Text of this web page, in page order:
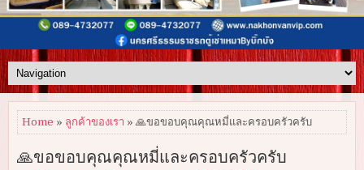
Home » ลูกค้าของเรา » 🙏ขอขอบคุณคุณหมี่และครอบครัวครับ
🙏ขอขอบคุณคุณหมี่และครอบครัวครับ